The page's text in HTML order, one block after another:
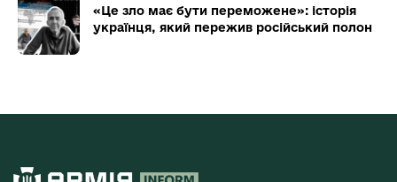
«Це зло має бути переможене»: історія
українця, який пережив російський полон